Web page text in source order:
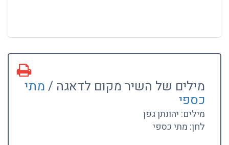
מילים של השיר מקום לדאגה /מתי
כספי
מילים: יהונתן גפן
לחן: מתי כספי